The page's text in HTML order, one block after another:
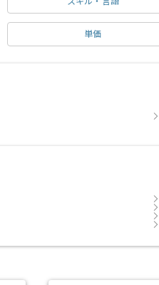
単価